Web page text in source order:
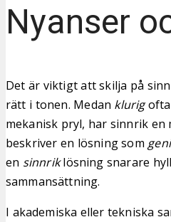
Nyanser
Det är viktigt att skilja på
rätt i tonen. Medan klurigofta
mekanisk pryl, har sinnrik en
beskriver en lösning som
en sinnriklösning snarare
sammansättning.
I akademiska eller tekniska